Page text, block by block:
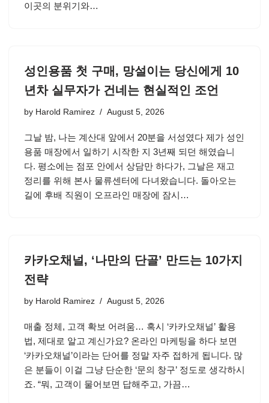
이곳의 분위기와…
성인용품 첫 구매, 망설이는 당신에게 10
년차 실무자가 건네는 현실적인 조언
by Harold Ramirez August 5, 2026
그날 밤, 나는 계산대 앞에서 20분을 서성였다 제가 성인
용품 매장에서 일하기 시작한 지 3년째 되던 해였습니
다. 평소에는 점포 안에서 상담만 하다가, 그날은 재고
정리를 위해 본사 물류센터에 다녀왔습니다. 돌아오는
길에 후배 직원이 오프라인 매장에 잠시…
카카오채널, ‘나만의 단골’ 만드는 10가지
전략
by Harold Ramirez August 5, 2026
매출 정체, 고객 확보 어려움… 혹시 ‘카카오채널’ 활용
법, 제대로 알고 계신가요? 온라인 마케팅을 하다 보면
‘카카오채널’이라는 단어를 정말 자주 접하게 됩니다. 많
은 분들이 이걸 그냥 단순한 ‘문의 창구’ 정도로 생각하시
죠. “뭐, 고객이 물어보면 답해주고, 가끔…